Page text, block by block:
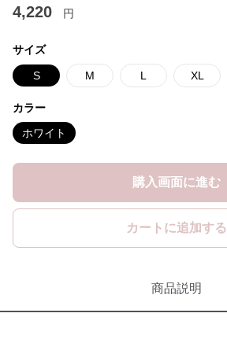
4,220 円
サイズ
S M L XL
カラー
ホワイト
購入画面に進む
カートに追加する
商品説明